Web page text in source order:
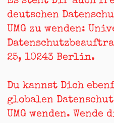
deutschen
UMG zu wenden:
25, 10243 Berlin.
Du kannst Dich
globalen
UMG wenden. Wende